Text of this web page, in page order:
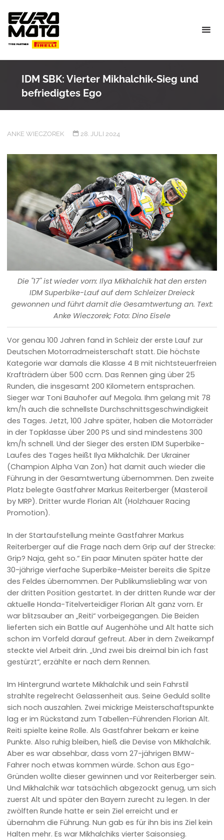
content
IDM SBK: Vierter Mikhalchik-Sieg und
befriedigtes Ego
ANKE WIECZOREK 28. JULI 2024
Die "17" ist wieder vorn: Ilya Mikhalchik hat den ersten
IDM Superbike-Lauf auf dem Schleizer Dreieck
gewonnen und führt damit die Gesamtwertung an. Text:
Anke Wieczorek; Foto: Dino Eisele
Vor genau 100 Jahren fand in Schleiz der erste Lauf zur
Deutschen Motorradmeisterschaft statt. Die höchste
Kategorie war damals die Klasse 4 B mit nichtsteuerfreien
Krafträdern über 500 ccm. Das Rennen ging über 25
Runden, die insgesamt 200 Kilometern entsprachen.
Sieger war Toni Bauhofer auf Megola. Ihm gelang mit 78
km/h auch die schnellste Durchschnittsgeschwindigkeit
des Tages. Jetzt, 100 Jahre später, haben die Motorräder
in der Topklasse über 200 PS und sind mindestens 300
km/h schnell. Und der Sieger des ersten IDM Superbike-
Laufes des Tages heißt Ilya Mikhalchik. Der Ukrainer
(Champion Alpha Van Zon) hat damit auch wieder die
Führung in der Gesamtwertung übernommen. Den zweite
Platz belegte Gastfahrer Markus Reiterberger (Masteroil
by MRP). Dritter wurde Florian Alt (Holzhauer Racing
Promotion).
In der Startaufstellung meinte Gastfahrer Markus
Reiterberger auf die Frage nach dem Grip auf der Strecke:
Grip? Naja, geht so.“ Ein paar Minuten später hatte der
30-jährige vierfache Superbike-Meister bereits die Spitze
des Feldes übernommen. Der Publikumsliebling war von
der dritten Position gestartet. In der dritten Runde war der
aktuelle Honda-Titelverteidiger Florian Alt ganz vorn. Er
war blitzsauber an „Reiti“ vorbeigegangen. Die Beiden
lieferten sich ein Battle auf Augenhöhe und Alt hatte sich
schon im Vorfeld darauf gefreut. Aber in dem Zweikampf
steckte viel Arbeit drin. „Und zwei bis dreimal bin ich fast
gestürzt“, erzählte er nach dem Rennen.
Im Hintergrund wartete Mikhalchik und sein Fahrstil
strahlte regelrecht Gelassenheit aus. Seine Geduld sollte
sich noch auszahlen. Zwei mickrige Meisterschaftspunkte
lag er im Rückstand zum Tabellen-Führenden Florian Alt.
Reiti spielte keine Rolle. Als Gastfahrer bekam er keine
Punkte. Also ruhig bleiben, hieß die Devise von Mikhalchik.
Aber es war absehbar, dass vom 27-jährigen BMW-
Fahrer noch etwas kommen würde. Schon aus Ego-
Gründen wollte dieser gewinnen und vor Reiterberger sein.
Und Mikhalchik war tatsächlich abgezockt genug, um sich
zuerst Alt und später den Bayern zurecht zu legen. In der
zwölften Runde hatte er sein Ziel erreicht und er
übernahm die Führung. Nun gab es für ihn bis ins Ziel kein
Halten mehr. Es war Mikhalchiks vierter Saisonsieg.